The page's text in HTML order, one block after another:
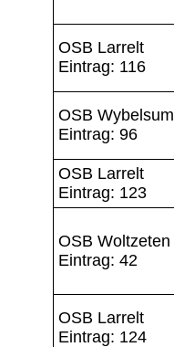
OSB Larrelt
Eintrag: 116
OSB Wybelsum
Eintrag: 96
OSB Larrelt
Eintrag: 123
OSB Woltzeten
Eintrag: 42
OSB Larrelt
Eintrag: 124